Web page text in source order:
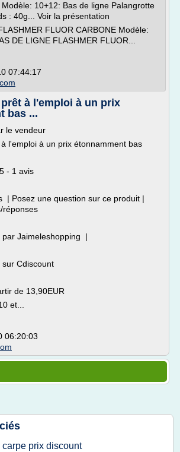
Modèle: 10+12: Bas de ligne Palangrotte
: 40g... Voir la présentation
FLUOR CARBONE Modèle:
DE LIGNE FLASHMER FLUOR...
07:44:17
à l'emploi à un prix
bas ...
le vendeur
l'emploi à un prix étonnamment bas
- 1 avis
| Posez une question sur ce produit |
réponses
par Jaimeleshopping |
Cdiscount
de 13,90EUR
et...
06:20:03
carpe prix discount